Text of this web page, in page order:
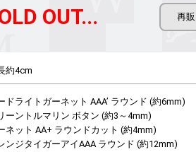
OUT...
約4cm
ドライトガーネット AAA’ ラウンド (約6mm)
ーントルマリン ボタン (約3～4mm)
ネット AA+ ラウンドカット (約4mm)
ンジタイガーアイAAA ラウンド (約12mm)